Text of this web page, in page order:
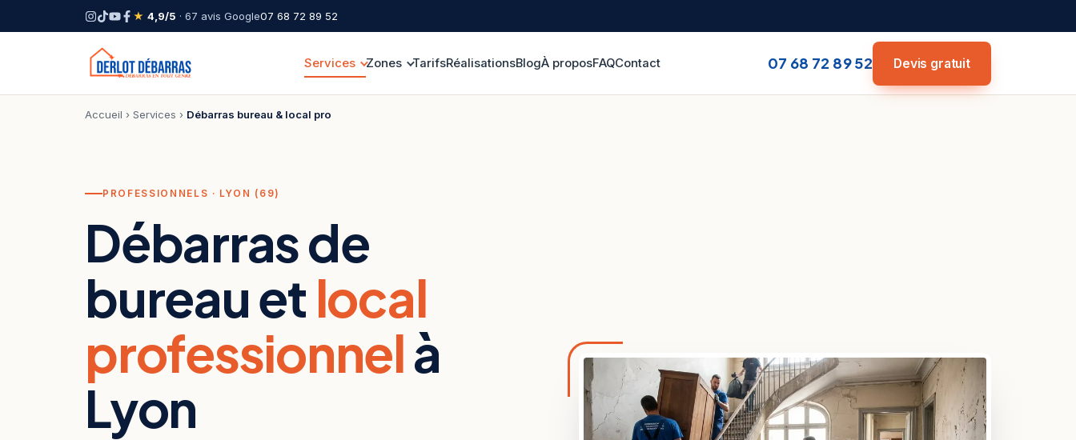
★ 4,9/5 · 67 avis Google07 68 72 89 52
Services Zones TarifsRéalisationsBlogÀ proposFAQContact 07 68 72 89 52 Devis gratuit
Accueil › Services › Débarras bureau & local pro
PROFESSIONNELS · LYON (69)
Débarras de
bureau et local
professionnelà
Lyon